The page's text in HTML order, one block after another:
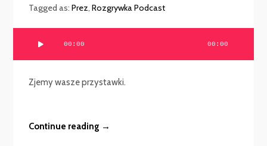
Tagged as:Prez,Rozgrywka Podcast
00:00 00:00
Zjemy wasze przystawki.
Continue reading →